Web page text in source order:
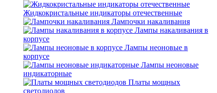
Жидкокристальные индикаторы отечественные
Лампочки накаливания
Лампы накаливания в
корпусе
Лампы неоновые в
корпусе
Лампы неоновые
индикаторные
Платы мощных
светодиодов